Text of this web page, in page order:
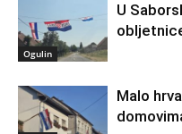
Ogulin
U
Malo